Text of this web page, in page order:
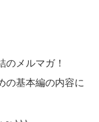
のメルマガ！
の基本編の内容に